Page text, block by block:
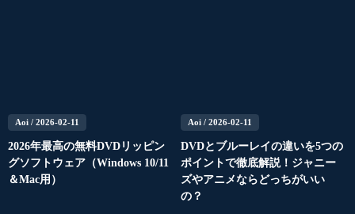
Aoi / 2026-02-11
2026年最高の無料DVDリッピン
グソフトウェア（Windows 10/11
＆Mac用）
Aoi/ 2026-02-11
DVDとブルーレイの違いを5つの
ポイントで徹底解説！ジャニー
ズやアニメならどっちがいい
の？